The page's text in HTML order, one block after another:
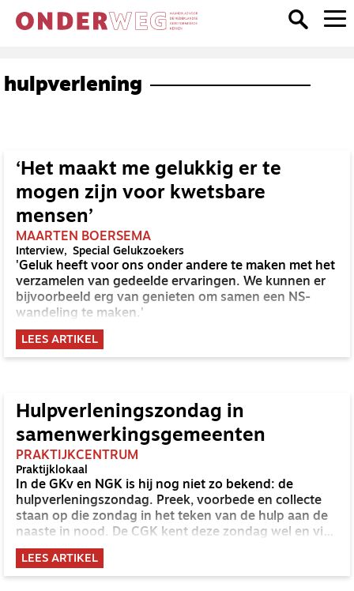
hulpverlening
‘Het maakt me gelukkig er te
mogen zijn voor kwetsbare
mensen’
MAARTEN BOERSEMA
Interview Special Gelukzoekers
'Geluk heeft voor ons onder andere te maken met het
verzamelen van gedeelde ervaringen. We kunnen er
bijvoorbeeld erg van genieten om samen een NS-
wandeling te maken.'
LEES ARTIKEL
Hulpverleningszondag in
samenwerkingsgemeenten
PRAKTIJKCENTRUM
Praktijklokaal
In de GKv en NGK is hij nog niet zo bekend: de
hulpverleningszondag. Preek, voorbede en collecte
staan op die zondag in het teken van de hulp aan de
naaste in nood. De CGK kent deze zondag wel en via
de samenwerkingsgemeenten waar de CGK bij
betrokken is, komen ook de GKv en NGK ermee in
aanraking.
LEES ARTIKEL